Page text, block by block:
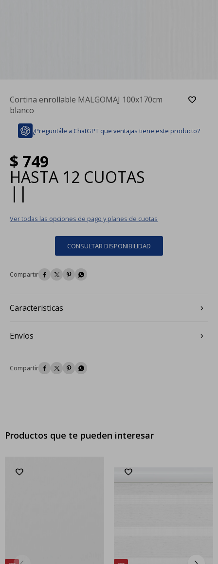
Cortina enrollable MALGOMAJ 100x170cm
blanco
¿Preguntále a ChatGPT que ventajas tiene este producto?
$ 749
HASTA 12 CUOTAS
| |
Ver todas las opciones de pago y planes de cuotas
CONSULTAR DISPONIBILIDAD
   
Caracteristicas
Envíos
   
Productos que te pueden interesar